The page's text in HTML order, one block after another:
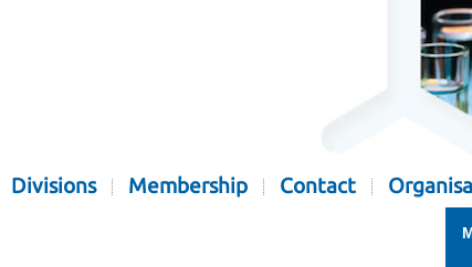
Divisions Membership Contact